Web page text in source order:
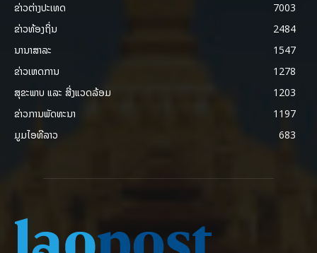
ຂ່າວຕ່າງປະເທດ
7003
ຂ່າວທ້ອງຖິ່ນ
2484
ນານາສາລະ
1547
ຂ່າວເຫດການ
1278
ສຸຂະພາບ ແລະ ສີ່ງແວດລ້ອມ
1203
ຂ່າວການພັດທະນາ
1197
ມູມໄອທີລາວ
683